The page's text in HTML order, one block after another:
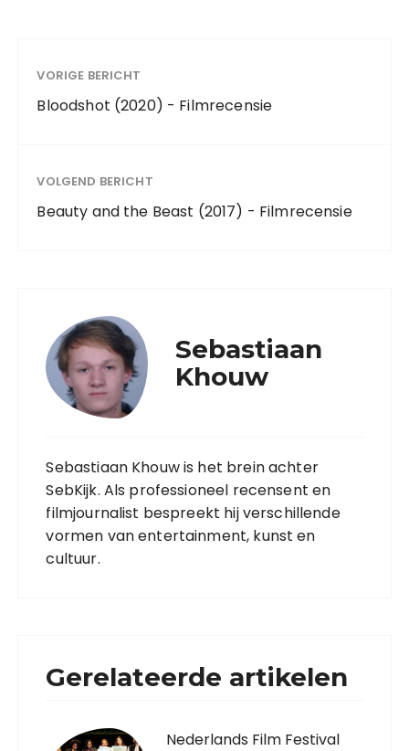
VORIGE BERICHT
Bloodshot (2020) - Filmrecensie
VOLGEND BERICHT
Beauty and the Beast (2017) - Filmrecensie
Sebastiaan
Khouw
Sebastiaan Khouw is het brein achter
SebKijk. Als professioneel recensent en
filmjournalist bespreekt hij verschillende
vormen van entertainment, kunst en
cultuur.
Gerelateerde artikelen
Nederlands Film Festival